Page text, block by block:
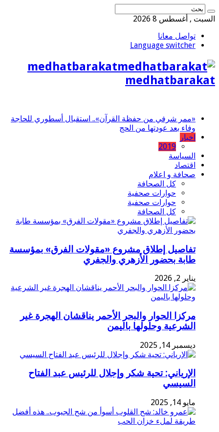
السبت , أغسطس 8 2026
تواصل معانا
Language switcher
medhatbarakat
medhatbarakat
«ممر شرفي من حفظة القرآن».. استقبال أسطوري للحاجة
وفاء بعد عودتها من الحج
اخبار
2019
السياسة
اقتصاد
صحافة و اعلام
كل الصحافة
حوارات صحفية
حوارات صحفية
كل الصحافة
تفاصيل إطلاق مشروع «مقولات الفرق» بمؤسسة
طابة بحضور الأزهري والجفري
يناير 2, 2026
مركزا الحوار والبحر الأحمر يناقشان الهجرة غير
الشرعية وحلولها باليمن
ديسمبر 14, 2025
الإرياني: تحية شكر وإجلال للرئيس عبد الفتاح
السيسي
مايو 14, 2025